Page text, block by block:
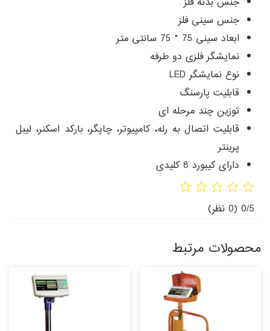
جنس سینی فلز
ابعاد سینی 75 * 75 سانتی متر
نمایشگر فلزی دو طرفه
نوع نمایشگر LED
قابلیت پارسنگ
توزین چند مرحله ای
قابلیت اتصال به رله، کامپیوتر، چاپگر، بارکد اسکنر، لیبل
پرینتر
دارای کیبورد 8 کلیدی
0/5 (0 نظر)
محصولات مرتبط